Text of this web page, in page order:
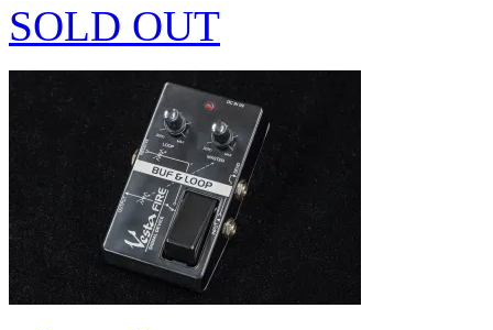
SOLD OUT